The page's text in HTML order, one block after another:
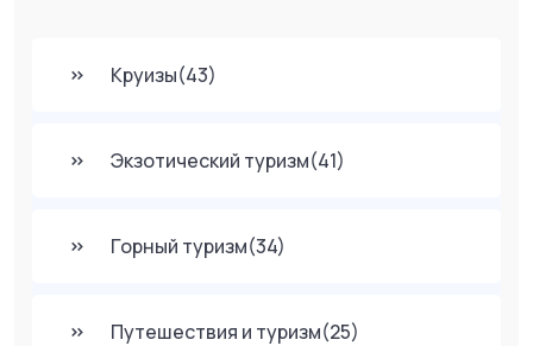
Круизы(43)
Экзотический туризм(41)
Горный туризм(34)
Путешествия и туризм(25)